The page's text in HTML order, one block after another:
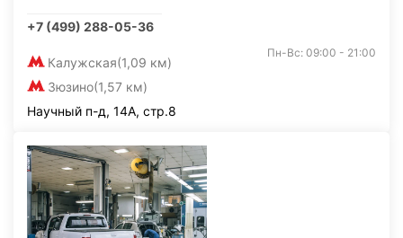
+7 (499) 288-05-36
Калужская(1,09 км)
Зюзино(1,57 км)
Пн-Вс: 09:00 - 21:00
Научный п-д, 14А, стр.8